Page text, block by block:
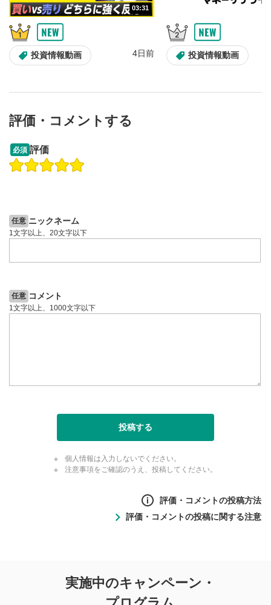
11
全画面表示
動画が全画面で表示されます。再度クリックすると元
のサイズに戻ります。
03:31
投資情報動画 4日前 投資情報動画
操作説明動画
評価・コメントする
必須 評価
任意 ニックネーム
1文字以上、20文字以下
任意 コメント
1文字以上、1000文字以下
投稿する
個人情報は入力しないでください。
注意事項をご確認のうえ、投稿してください。
評価・コメントの投稿方法
評価・コメントの投稿に関する注意
投稿に関する注意
実施中のキャンペーン・